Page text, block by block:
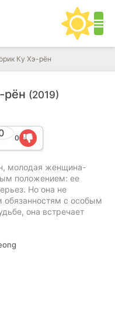
Ку Хэ-рён
рён (2019)
0
молодая женщина-
положением: ее
Но она не
обязанностям с особым
она встречает